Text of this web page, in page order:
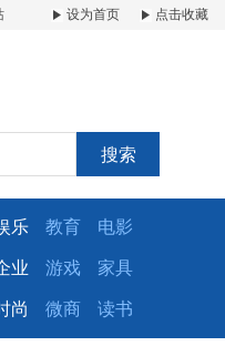
设为首页 点击收藏
搜索
乐 教育 电影
业 游戏 家具
尚 微商 读书